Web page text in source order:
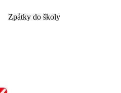
Zpátky do školy